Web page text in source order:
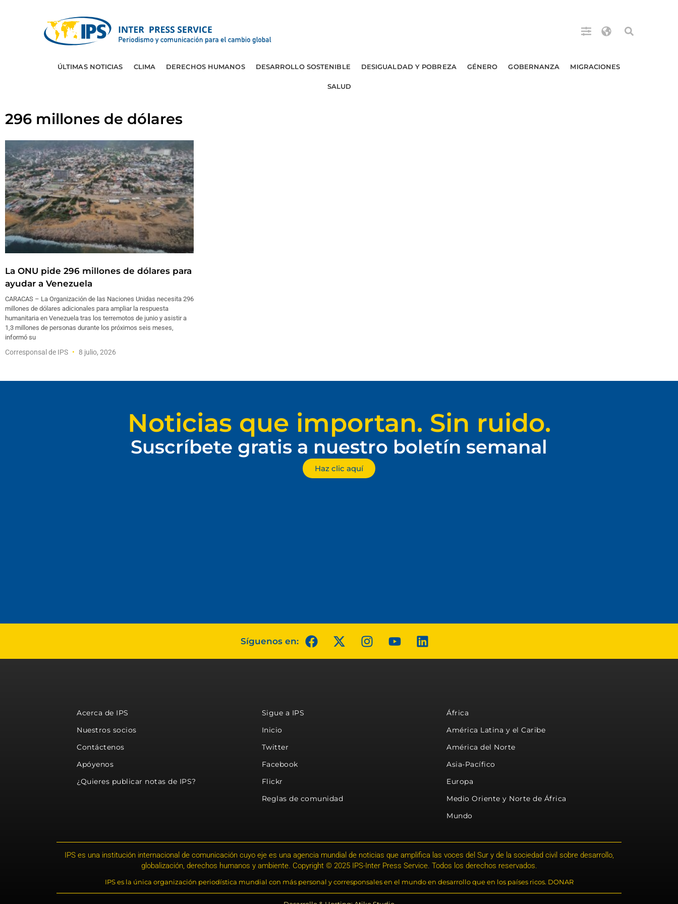
ÚLTIMAS NOTICIAS CLIMA DERECHOS HUMANOS DESARROLLO SOSTENIBLE DESIGUALDAD Y POBREZA GÉNERO GOBERNANZA MIGRACIONES
SALUD
296 millones de dólares
La ONU pide 296 millones de dólares para
ayudar a Venezuela
CARACAS – La Organización de las Naciones Unidas necesita 296
millones de dólares adicionales para ampliar la respuesta
humanitaria en Venezuela tras los terremotos de junio y asistir a
1,3 millones de personas durante los próximos seis meses,
informó su
Corresponsal de IPS 8 julio, 2026
Noticias que importan. Sin ruido.
Suscríbete gratis a nuestro boletín semanal
Haz clic aquí
Síguenos en:
Acerca de IPS
Nuestros socios
Contáctenos
Apóyenos
¿Quieres publicar notas de IPS?
Sigue a IPS
Inicio
Twitter
Facebook
Flickr
Reglas de comunidad
África
América Latina y el Caribe
América del Norte
Asia-Pacífico
Europa
Medio Oriente y Norte de África
Mundo
IPS es una institución internacional de comunicación cuyo eje es una agencia mundial de noticias que amplifica las voces del Sur y de la sociedad civil sobre desarrollo,
globalización, derechos humanos y ambiente. Copyright © 2025 IPS-Inter Press Service. Todos los derechos reservados.
IPS es la única organización periodística mundial con más personal y corresponsales en el mundo en desarrollo que en los países ricos. DONAR